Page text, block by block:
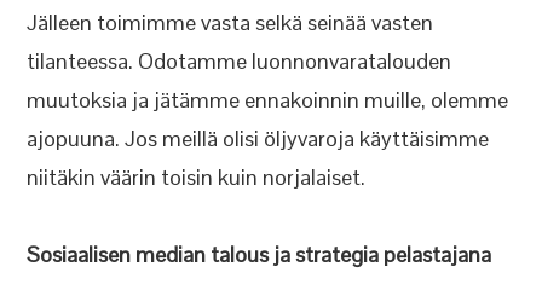
Jälleen toimimme vasta selkä seinää vasten
tilanteessa. Odotamme luonnonvaratalouden
muutoksia ja jätämme ennakoinnin muille, olemme
ajopuuna. Jos meillä olisi öljyvaroja käyttäisimme
niitäkin väärin toisin kuin norjalaiset.
Sosiaalisen median talous ja strategia pelastajana